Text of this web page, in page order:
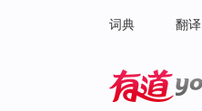
词典 翻译